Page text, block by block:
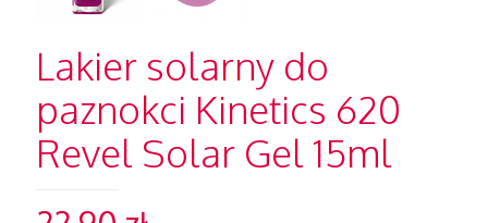
Lakier solarny do
paznokci Kinetics 620
Revel Solar Gel 15ml